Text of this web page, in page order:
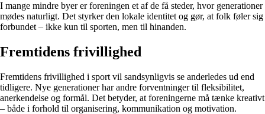
I mange mindre byer er foreningen et af de få steder, hvor generationer
mødes naturligt. Det styrker den lokale identitet og gør, at folk føler sig
forbundet – ikke kun til sporten, men til hinanden.
Fremtidens frivillighed
Fremtidens frivillighed i sport vil sandsynligvis se anderledes ud end
tidligere. Nye generationer har andre forventninger til fleksibilitet,
anerkendelse og formål. Det betyder, at foreningerne må tænke kreativt
– både i forhold til organisering, kommunikation og motivation.